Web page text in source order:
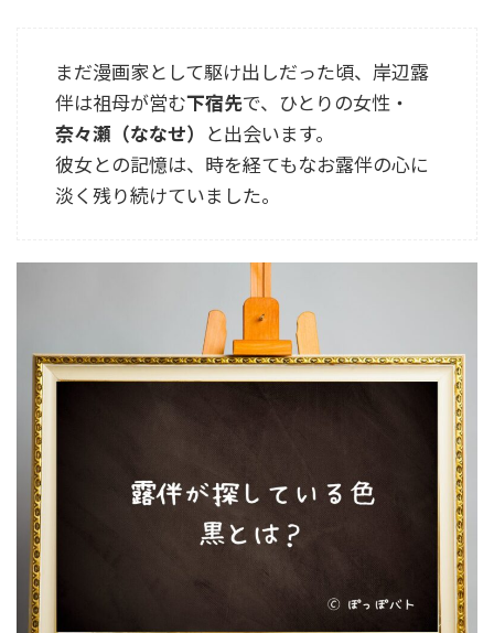
まだ漫画家として駆け出しだった頃、岸辺露
伴は祖母が営む下宿先で、ひとりの女性・
奈々瀬（ななせ） と出会います。
彼女との記憶は、時を経てもなお露伴の心に
淡く残り続けていました。